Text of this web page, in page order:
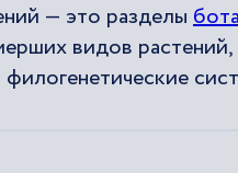
— это разделы
видов растений,